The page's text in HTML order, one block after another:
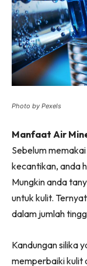
Photo by Pexels
Manfaat Air
Sebelum
kecantikan, anda
Mungkin anda
untuk kulit.
dalam jumlah
Kandungan silika
memperbaiki kulit